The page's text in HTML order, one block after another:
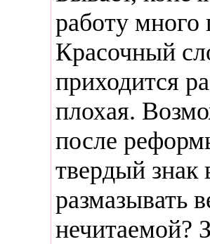
работу много
Красочный
приходится
плохая.
после
твердый знак
размазывать
нечитаемой?